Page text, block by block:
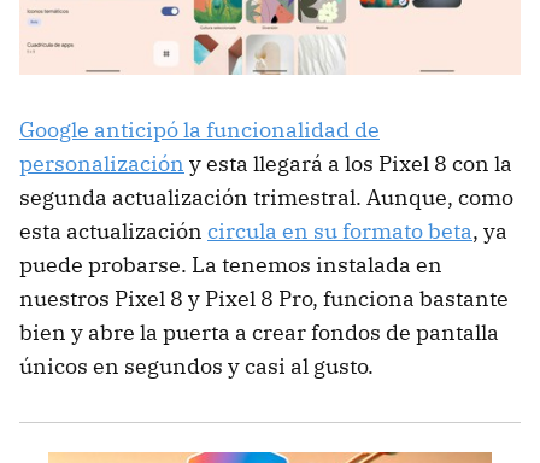
Google anticipó la funcionalidad de
personalización y esta llegará a los Pixel 8 con la
segunda actualización trimestral. Aunque, como
esta actualización circula en su formato beta, ya
puede probarse. La tenemos instalada en
nuestros Pixel 8 y Pixel 8 Pro, funciona bastante
bien y abre la puerta a crear fondos de pantalla
únicos en segundos y casi al gusto.